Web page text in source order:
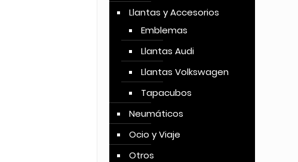
Llantas y Accesorios
Emblemas
Llantas Audi
Llantas Volkswagen
Tapacubos
Neumáticos
Ocio y Viaje
Otros